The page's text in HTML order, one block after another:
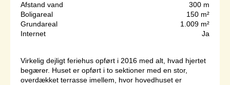
Afstand vand
300 m
Boligareal
150 m²
Grundareal
1.009 m²
Internet
Ja
Virkelig dejligt feriehus opført i 2016 med alt, hvad hjertet
begærer. Huset er opført i to sektioner med en stor,
overdækket terrasse imellem, hvor hovedhuset er